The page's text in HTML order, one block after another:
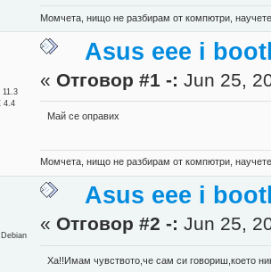
Момчета, нищо не разбирам от компютри,
11.3
4.4
Asus eee i
« Отговор #1 -: Jun 25,
Май се оправих
Момчета, нищо не разбирам от компютри,
Asus eee i
« Отговор #2 -: Jun 25,
Ха!!Имам чувството,че сам си говориш,което